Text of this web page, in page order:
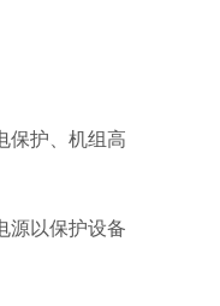
保护、机组高
源以保护设备